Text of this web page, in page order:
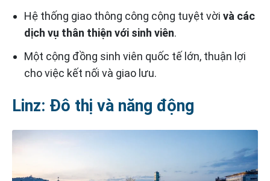
Hệ thống giao thông công cộng tuyệt vời và các
dịch vụ thân thiện với sinh viên.
Một cộng đồng sinh viên quốc tế lớn, thuận lợi
cho việc kết nối và giao lưu.
Linz: Đô thị và năng động